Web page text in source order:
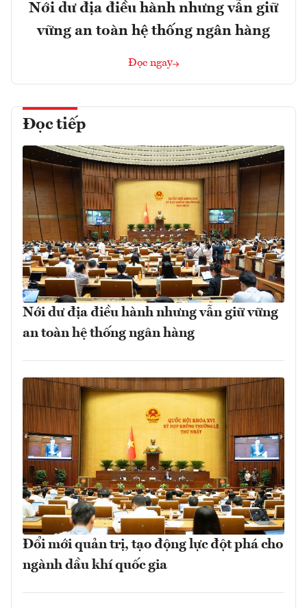
Nới dư địa điều hành nhưng vẫn giữ
vững an toàn hệ thống ngân hàng
Đọc ngay
Đọc tiếp
Nới dư địa điều hành nhưng vẫn giữ vững
an toàn hệ thống ngân hàng
Đổi mới quản trị, tạo động lực đột phá cho
ngành dầu khí quốc gia